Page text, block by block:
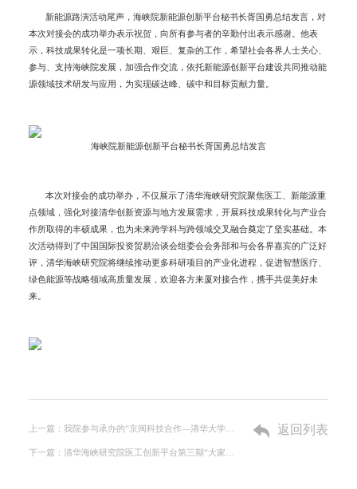
新能源路演活动尾声，海峡院新能源创新平台秘书长胥国勇总结发言，对
本次对接会的成功举办表示祝贺，向所有参与者的辛勤付出表示感谢。他表
示，科技成果转化是一项长期、艰巨、复杂的工作，希望社会各界人士关心、
参与、支持海峡院发展，加强合作交流，依托新能源创新平台建设共同推动能
源领域技术研发与应用，为实现碳达峰、碳中和目标贡献力量。
海峡院新能源创新平台秘书长胥国勇总结发言
本次对接会的成功举办，不仅展示了清华海峡研究院聚焦医工、新能源重
点领域，强化对接清华创新资源与地方发展需求，开展科技成果转化与产业合
作所取得的丰硕成果，也为未来跨学科与跨领域交叉融合奠定了坚实基础。本
次活动得到了中国国际投资贸易洽谈会组委会会务部和与会各界嘉宾的广泛好
评，清华海峡研究院将继续推动更多科研项目的产业化进程，促进智慧医疗、
绿色能源等战略领域高质量发展，欢迎各方来厦对接合作，携手共促美好未
来。
返回列表